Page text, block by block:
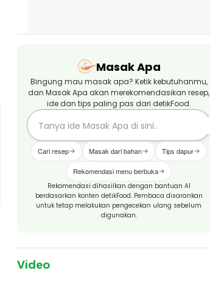
Masak Apa
Bingung mau masak apa? Ketik kebutuhanmu,
dan Masak Apa akan merekomendasikan resep,
ide dan tips paling pas dari detikFood.
Cari resep Masak dari bahan Tips dapur
Rekomendasi menu berbuka
Rekomendasi dihasilkan dengan bantuan AI
berdasarkan konten detikFood. Pembaca disarankan
untuk tetap melakukan pengecekan ulang sebelum
digunakan.
Video